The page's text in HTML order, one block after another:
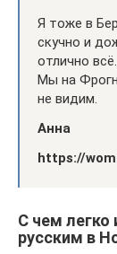
Я тоже в
скучно и
отлично
Мы на
не видим.
Анна
https://
С чем легко
русским в